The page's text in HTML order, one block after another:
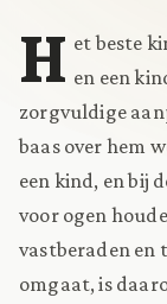
H et beste
en een
zorgvuldige
baas over hem
een kind, en bij
voor ogen
vastberaden en
omgaat, is